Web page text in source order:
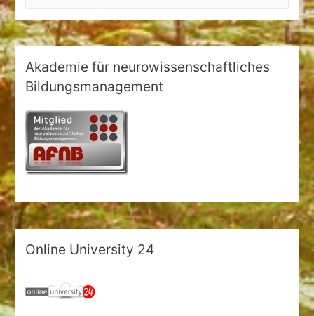
c
h
a
c
h
:
Akademie für neurowissenschaftliches
Bildungsmanagement
Online University 24